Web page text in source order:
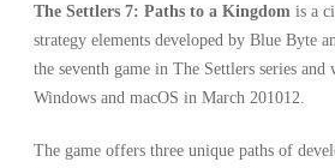
The Settlers 7: Paths to a Kingdom is a
strategy elements developed by Blue Byte
the seventh game in The Settlers series
Windows and macOS in March 201012.
The game offers three unique paths of